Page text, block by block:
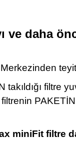
daha
Merkezinden
filtre
miniFit filtre